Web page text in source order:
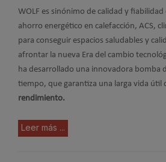
WOLF es sinónimo de calidad y fiabilidad
ahorro energético en calefacción, ACS,
para conseguir espacios saludables y
afrontar la nueva Era del cambio
ha desarrollado una innovadora bomba
tiempo, que garantiza una larga vida útil
rendimiento.
Leer más ...